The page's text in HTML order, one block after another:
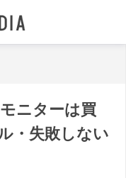
ニターは買
・失敗しない